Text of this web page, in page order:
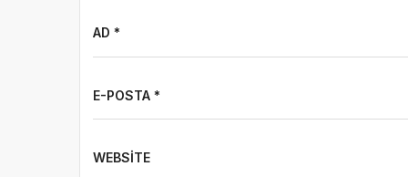
AD *
E-POSTA *
WEBSITE